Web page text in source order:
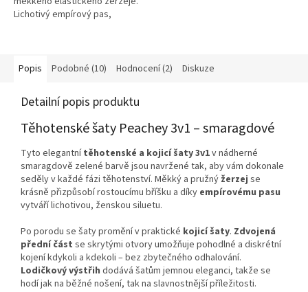
Lichotivý empírový pas,
Popis Podobné (10) Hodnocení (2) Diskuze
Detailní popis produktu
Těhotenské šaty Peachey 3v1 – smaragdové
Tyto elegantnítěhotenské a kojicí šaty 3v1v nádherné
smaragdově zelené barvě jsou navržené tak, aby vám dokonale
seděly v každé fázi těhotenství. Měkký a pružný žerzej se
krásně přizpůsobí rostoucímu bříšku a díky empírovému pasu
vytváří lichotivou, ženskou siluetu.
Po porodu se šaty promění v praktické kojicí šaty. Zdvojená
přední část se skrytými otvory umožňuje pohodlné a diskrétní
kojení kdykoli a kdekoli – bez zbytečného odhalování.
Lodičkový výstřih dodává šatům jemnou eleganci, takže se
hodí jak na běžné nošení, tak na slavnostnější příležitosti.